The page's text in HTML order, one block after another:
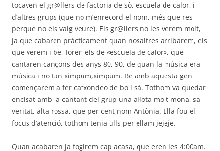
tocaven el gr@llers de factoria de sò, escuela de calor, i
d’altres grups (que no m’enrecord el nom, més que res
perque no els vaig veure). Els gr@llers no les verem molt,
ja que cabaren pràcticament quan nosaltres arribarem, els
que verem i be, foren els de «escuela de calor», que
cantaren cançons des anys 80, 90, de quan la música era
música i no tan ximpum,ximpum. Be amb aquesta gent
començarem a fer catxondeo de bo i sà. Tothom va quedar
encisat amb la cantant del grup una al·lota molt mona, sa
veritat, alta rossa, que per cent nom Antònia. Ella fou el
focus d’atenció, tothom tenia ulls per ellam jejeje.
Quan acabaren ja fogirem cap acasa, que eren les 4:00am.